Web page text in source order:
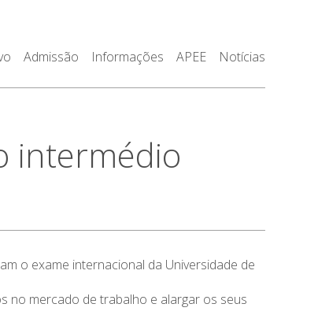
Admissão Informações APEE Notícias
intermédio
o exame internacional da Universidade de
no mercado de trabalho e alargar os seus